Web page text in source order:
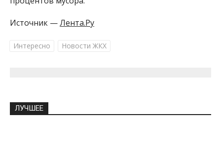
Источник —Лента.Ру
Интересно Новости ЖКХ
ЛУЧШЕЕ